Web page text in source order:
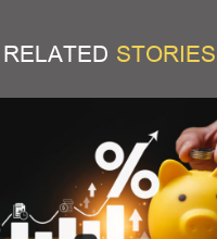
RELATED STORIES